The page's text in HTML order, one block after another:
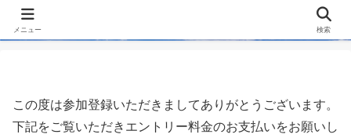
この度は参加登録いただきましてありがとうございます。
下記をご覧いただきエントリー料金のお支払いをお願いし
メニュー 検索